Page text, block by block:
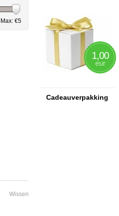
1,00
eur
Cadeauverpakking
Max: €5
Wissen